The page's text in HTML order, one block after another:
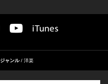
ジャンル 洋楽